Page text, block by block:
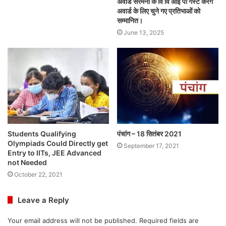
अवार्ड के लिए चुने गए प्रतिभाओं को
सम्मानित।
June 13, 2025
Students Qualifying
Olympiads Could Directly get
Entry to IITs, JEE Advanced
not Needed
October 22, 2021
पंचांग – 18 सितंबर 2021
September 17, 2021
Leave a Reply
Your email address will not be published. Required fields are